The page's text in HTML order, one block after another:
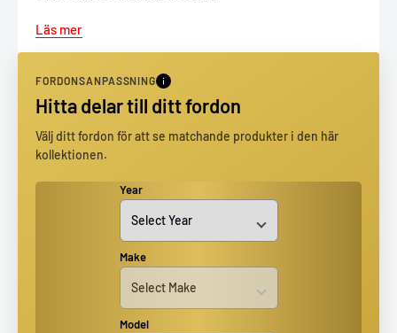
Läs mer
FORDONSANPASSNING
Hitta delar till ditt fordon
Välj ditt fordon för att se matchande produkter i den här
kollektionen.
Year
Make
Model